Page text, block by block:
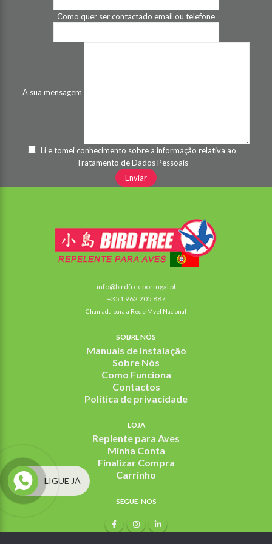
Como quer ser contactado email ou telefone
A sua mensagem
Li e tomei conhecimento sobre a informação relativa ao
Tratamento de Dados Pessoais
info@birdfreeportugal.pt
+351 962 205 887
Chamada para a Rede Mvel Nacional
SOBRE NÓS
Manuais de Instalação
Sobre Nós
Como Funciona
Contactos
Política de privacidade
LOJA
Replente para Aves
Minha Conta
Finalizar Compra
Carrinho
SEGUE-NOS
LIGUE JÁ